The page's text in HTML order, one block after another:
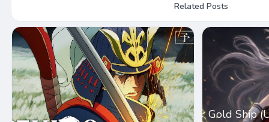
Related Posts
Gold Ship